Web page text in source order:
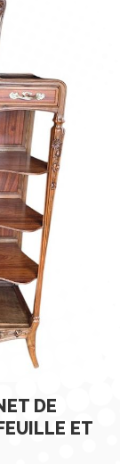
DE
ET